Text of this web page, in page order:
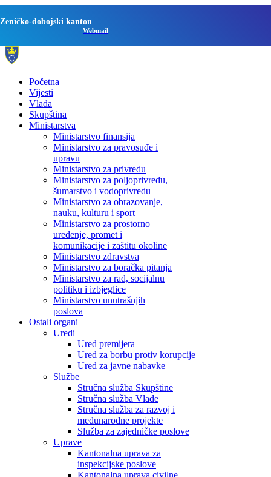
Zeničko-dobojski kanton
Webmail
Početna
Vijesti
Vlada
Skupština
Ministarstva
Ministarstvo finansija
Ministarstvo za pravosuđe i
upravu
Ministarstvo za privredu
Ministarstvo za poljoprivredu,
šumarstvo i vodoprivredu
Ministarstvo za obrazovanje,
nauku, kulturu i sport
Ministarstvo za prostorno
uređenje, promet i
komunikacije i zaštitu okoline
Ministarstvo zdravstva
Ministarstvo za boračka pitanja
Ministarstvo za rad, socijalnu
politiku i izbjeglice
Ministarstvo unutrašnjih
poslova
Ostali organi
Uredi
Ured premijera
Ured za borbu protiv korupcije
Ured za javne nabavke
Službe
Stručna služba Skupštine
Stručna služba Vlade
Stručna služba za razvoj i
međunarodne projekte
Služba za zajedničke poslove
Uprave
Kantonalna uprava za
inspekcijske poslove
Kantonalna uprava civilne